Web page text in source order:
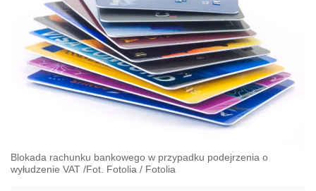
Blokada rachunku bankowego w przypadku podejrzenia o
wyłudzenie VAT /Fot. Fotolia / Fotolia